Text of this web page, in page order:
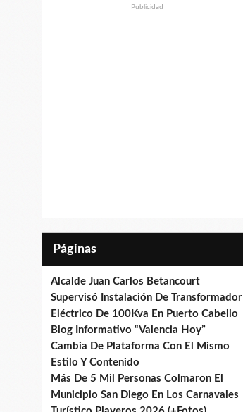
Publicidad
Páginas
Alcalde Juan Carlos Betancourt
Supervisó Instalación De Transformador
Eléctrico De 100Kva En Puerto Cabello
Blog Informativo “Valencia Hoy”
Cambia De Plataforma Con El Mismo
Estilo Y Contenido
Más De 5 Mil Personas Colmaron El
Municipio San Diego En Los Carnavales